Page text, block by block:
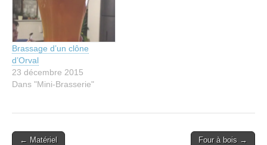
Brassage d’un clône
d’Orval
23 décembre 2015
Dans "Mini-Brasserie"
Post
← Matériel Four à bois →